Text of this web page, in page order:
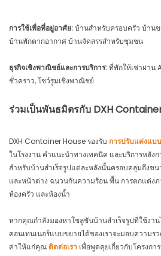
การใช้เพื่อที่อยู่อาศัย:บ้านสำหรับครอบครัว บ้าน
บ้านพักตากอากาศ บ้านจัดสรรสำหรับชุมชน
ธุรกิจเชิงพาณิชย์และการบริการ:ที่พักให้เช่าผ่าน
ชั่วคราว, โชว์รูมเชิงพาณิชย์
ร่วมเป็นพันธมิตรกับ DXH
DXH Container House รองรับ การปรับแต่งแบบ
ในโรงงาน คำแนะนำทางเทคนิค และบริการหลัง
สำหรับบ้านสำเร็จรูปแต่ละหลังนั้นครอบคลุมถึงข
และหน้าต่าง ฉนวนกันความร้อน พื้น การตกแต่ง
ห้องครัว และห้องน้ำ
หากคุณกำลังมองหาโซลูชันบ้านสำเร็จรูปที่ใช้งา
คอนเทนเนอร์แบบขยายได้ของเราจะมอบความ
ค่าให้แก่คุณ ติดต่อเรา เพื่อพูดคุยเกี่ยวกับโครงก